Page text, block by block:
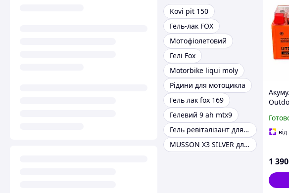
Kovi pit 150
Гель-лак FOX
Мотофіолетовий
Гелі Fox
Motorbike liqui moly
Рідини для мотоцикла
Гель лак fox 169
Гелевий 9 аh mtx9
Гель ревіталізант для мототехніки
MUSSON X3 SILVER для маникюра
від
1 390